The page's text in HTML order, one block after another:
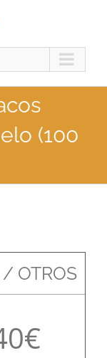
(100
OTROS